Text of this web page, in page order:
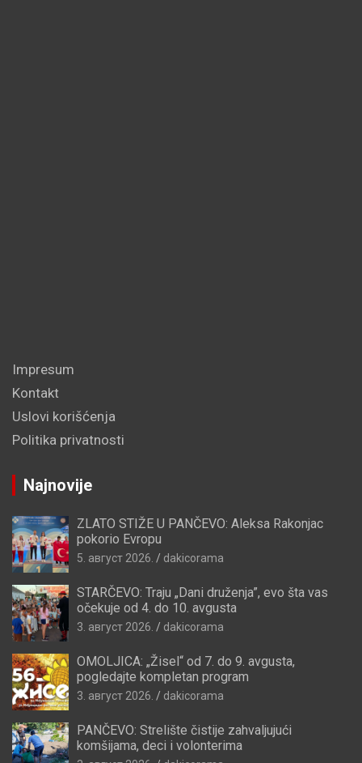
Impresum
Kontakt
Uslovi korišćenja
Politika privatnosti
Najnovije
ZLATO STIŽE U PANČEVO: Aleksa Rakonjac
pokorio Evropu
5. август 2026. dakicorama
STARČEVO: Traju „Dani druženja”, evo šta vas
očekuje od 4. do 10. avgusta
3. август 2026. dakicorama
OMOLJICA: „Žisel“ od 7. do 9. avgusta,
pogledajte kompletan program
3. август 2026. dakicorama
PANČEVO: Strelište čistije zahvaljujući
komšijama, deci i volonterima